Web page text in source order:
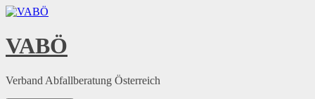
Skip
content
VABÖ
Verband Abfallberatung Österreich